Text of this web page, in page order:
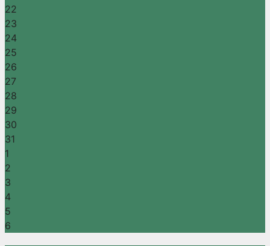
22
23
24
25
26
27
28
29
30
31
1
2
3
4
5
6